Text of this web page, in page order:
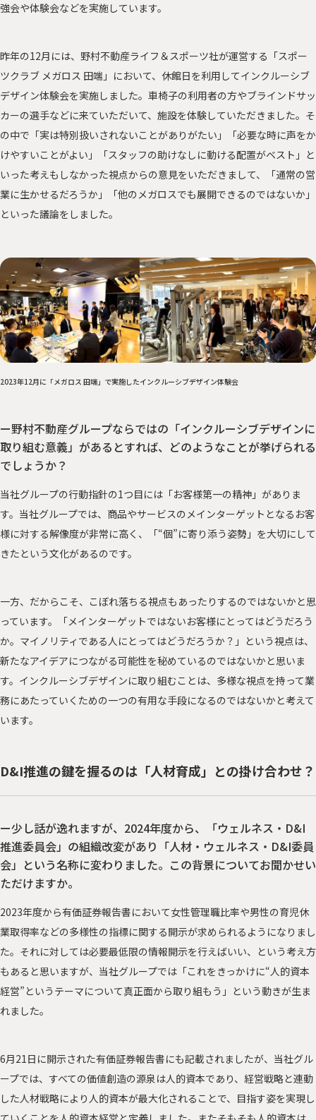
強会や体験会などを実施しています。
昨年の12月には、野村不動産ライフ＆スポーツ社が運営する「スポー
ツクラブ メガロス 田端」において、休館日を利用してインクルーシブ
デザイン体験会を実施しました。車椅子の利用者の方やブラインドサッ
カーの選手などに来ていただいて、施設を体験していただきました。そ
の中で「実は特別扱いされないことがありがたい」「必要な時に声をか
けやすいことがよい」「スタッフの助けなしに動ける配置がベスト」と
いった考えもしなかった視点からの意見をいただきまして、「通常の営
業に生かせるだろうか」「他のメガロスでも展開できるのではないか」
といった議論をしました。
2023年12月に「メガロス 田端」で実施したインクルーシブデザイン体験会
ー野村不動産グループならではの「インクルーシブデザインに
取り組む意義」があるとすれば、どのようなことが挙げられる
でしょうか？
当社グループの行動指針の1つ目には「お客様第一の精神」がありま
す。当社グループでは、商品やサービスのメインターゲットとなるお客
様に対する解像度が非常に高く、「“個”に寄り添う姿勢」を大切にして
きたという文化があるのです。
一方、だからこそ、こぼれ落ちる視点もあったりするのではないかと思
っています。「メインターゲットではないお客様にとってはどうだろう
か。マイノリティである人にとってはどうだろうか？」という視点は、
新たなアイデアにつながる可能性を秘めているのではないかと思いま
す。インクルーシブデザインに取り組むことは、多様な視点を持って業
務にあたっていくための一つの有用な手段になるのではないかと考えて
います。
D&I推進の鍵を握るのは「人材育成」との掛け合わせ？
ー少し話が逸れますが、2024年度から、「ウェルネス・D&I
推進委員会」の組織改変があり「人材・ウェルネス・D&I委員
会」という名称に変わりました。この背景についてお聞かせい
ただけますか。
2023年度から有価証券報告書において女性管理職比率や男性の育児休
業取得率などの多様性の指標に関する開示が求められるようになりまし
た。それに対しては必要最低限の情報開示を行えばいい、という考え方
もあると思いますが、当社グループでは「これをきっかけに“人的資本
経営”というテーマについて真正面から取り組もう」という動きが生ま
れました。
6月21日に開示された有価証券報告書にも記載されましたが、当社グル
ープでは、すべての価値創造の源泉は人的資本であり、経営戦略と連動
した人材戦略により人的資本が最大化されることで、目指す姿を実現し